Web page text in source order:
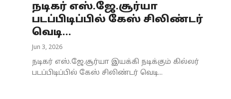
Tamilnadu
National
Astrology
நடிகர் எஸ்.ஜே.சூர்யா
படப்பிடிப்பில் கேஸ் சிலிண்டர்
வெடி...
Jun 3, 2026
நடிகர் எஸ்.ஜே.சூர்யா இயக்கி நடிக்கும் கில்லர்
படப்பிடிப்பில் கேஸ் சிலிண்டர் வெடி...